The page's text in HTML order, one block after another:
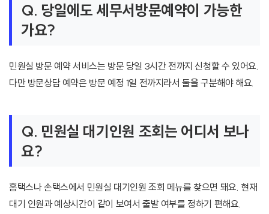
Q. 당일에도 세무서방문예약이 가능한
가요?
민원실 방문 예약 서비스는 방문 당일 3시간 전까지 신청할 수 있어요.
다만 방문상담 예약은 방문 예정 1일 전까지라서 둘을 구분해야 해요.
Q. 민원실 대기인원 조회는 어디서 보나
요?
홈택스나 손택스에서 민원실 대기인원 조회 메뉴를 찾으면 돼요. 현재
대기 인원과 예상시간이 같이 보여서 출발 여부를 정하기 편해요.